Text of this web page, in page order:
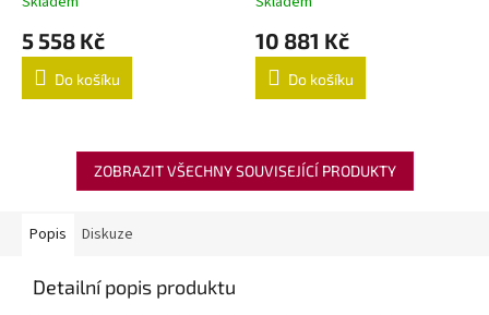
5 558 Kč
Do košíku
10 881 Kč
Do košíku
ZOBRAZIT VŠECHNY SOUVISEJÍCÍ PRODUKTY
Popis Diskuze
Detailní popis produktu